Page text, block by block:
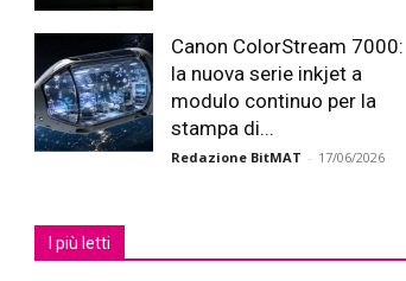
Canon ColorStream 7000:
la nuova serie inkjet a
modulo continuo per la
stampa di...
Redazione BitMAT - 17/06/2026
I più letti